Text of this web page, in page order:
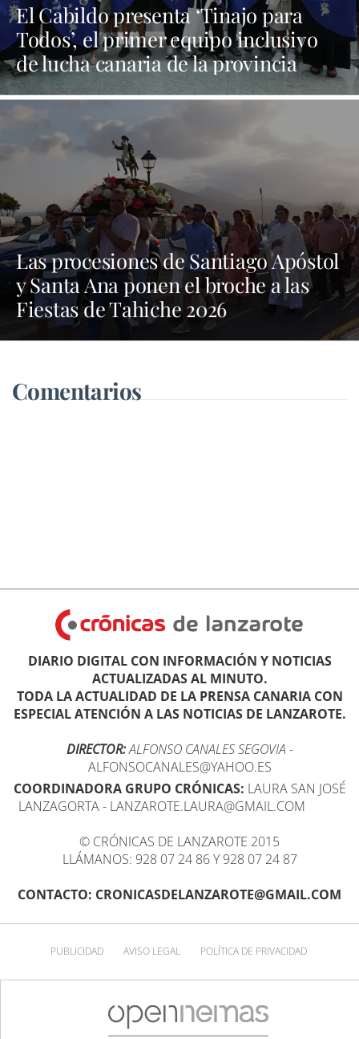
El Cabildo presenta ‘Tinajo para
Todos’, el primer equipo inclusivo
de lucha canaria de la provincia
Las procesiones de Santiago Apóstol
y Santa Ana ponen el broche a las
Fiestas de Tahiche 2026
Comentarios
DIARIO DIGITAL CON INFORMACIÓN Y NOTICIAS
ACTUALIZADAS AL MINUTO.
TODA LA ACTUALIDAD DE LA PRENSA CANARIA CON
ESPECIAL ATENCIÓN A LAS NOTICIAS DE LANZAROTE.
DIRECTOR:ALFONSO CANALES SEGOVIA -
ALFONSOCANALES@YAHOO.ES
COORDINADORA GRUPO CRÓNICAS: LAURA SAN JOSÉ
LANZAGORTA - LANZAROTE.LAURA@GMAIL.COM
© CRÓNICAS DE LANZAROTE 2015
LLÁMANOS: 928 07 24 86 Y 928 07 24 87
CONTACTO: CRONICASDELANZAROTE@GMAIL.COM
PUBLICIDAD AVISO LEGAL POLÍTICA DE PRIVACIDAD